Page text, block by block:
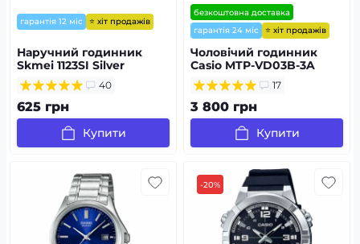
гарантія 12 міс ⭐ хіт продажів
Наручний годинник
Skmei 1123SI Silver
40
625 грн
Купити
безкоштовна доставка
гарантія 24 міс
⭐ хіт продажів
Чоловічий годинник
Casio MTP-VD03B-3A
17
3 800 грн
Купити
-20%